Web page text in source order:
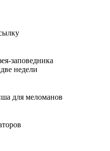
заповедника
недели
для меломанов